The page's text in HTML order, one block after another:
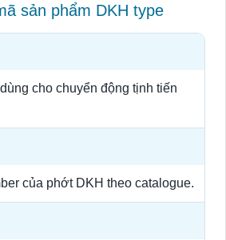
sản phẩm DKH type
cho chuyển động tịnh tiến
của phớt DKH theo catalogue.